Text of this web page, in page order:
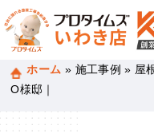
ホーム » 施工事例 » 屋
O様邸｜